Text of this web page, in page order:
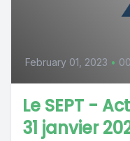
February 01, 2023 •
Le SEPT -
31 janvier